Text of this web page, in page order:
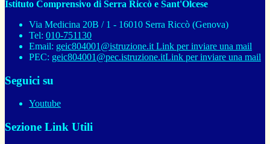
Istituto Comprensivo di Serra Riccò e Sant'Olcese
Via Medicina 20B / 1 - 16010 Serra Riccò (Genova)
Tel: 010-751130
Email: geic804001@istruzione.it Link per inviare una mail
PEC: geic804001@pec.istruzione.itLink per inviare una mail
Seguici su
Youtube
Sezione Link Utili